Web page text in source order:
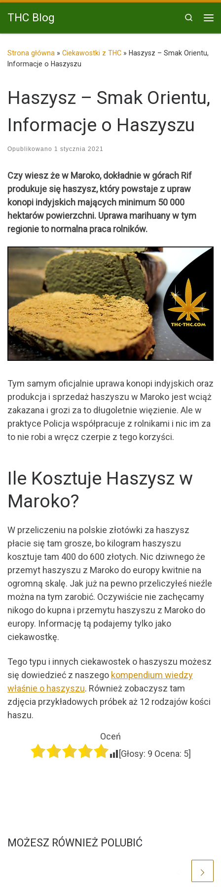
Przejdź do treści
THC Blog
Search
Strona główna » Ciekawostki z THC » Haszysz – Smak Orientu,
Informacje o Haszyszu
Haszysz – Smak Orientu,
Informacje o Haszyszu
Opublikowano 1 stycznia 2021
Czy wiesz że w Maroko, dokładnie w górach Rif
produkuje się haszysz, który powstaje z upraw
konopi indyjskich mających minimum 50 000
hektarów powierzchni. Uprawa marihuany w tym
regionie to normalna praca rolników.
Tym samym oficjalnie uprawa konopi indyjskich oraz
produkcja i sprzedaż haszyszu w Maroko jest wciąż
zakazana i grozi za to długoletnie więzienie. Ale w
praktyce Policja współpracuje z rolnikami i nic im za
to nie robi a wręcz czerpie z tego korzyści.
Ile Kosztuje Haszysz w
Maroko?
W przeliczeniu na polskie złotówki za haszysz
płacie się tam grosze, bo kilogram haszyszu
kosztuje tam 400 do 600 złotych. Nic dziwnego że
przemyt haszyszu z Maroko do europy kwitnie na
ogromną skalę. Jak już na pewno przeliczyłeś nieźle
można na tym zarobić. Oczywiście nie zachęcamy
nikogo do kupna i przemytu haszyszu z Maroko do
europy. Informację tą podajemy tylko jako
ciekawostkę.
Tego typu i innych ciekawostek o haszyszu możesz
się dowiedzieć z naszego kompendium wiedzy
właśnie o haszyszu. Również zobaczysz tam
zdjęcia przykładowych próbek aż 12 rodzajów kości
haszu.
Oceń
[Głosy: 9 Ocena: 5]
MOŻESZ RÓWNIEŻ POLUBIĆ